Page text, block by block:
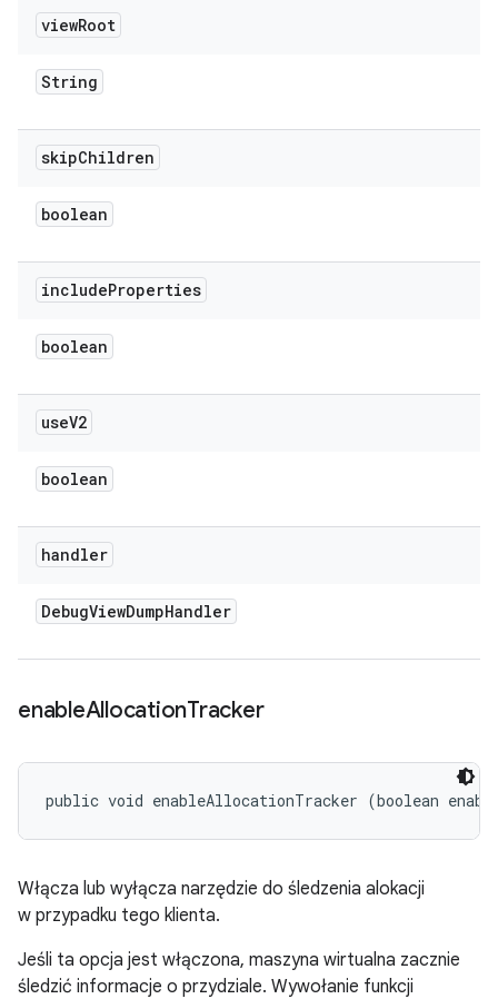
viewRoot
String
skipChildren
boolean
includeProperties
boolean
useV2
boolean
handler
DebugViewDumpHandler
enableAllocationTracker
public void enableAllocationTracker (boolean
Włącza lub wyłącza narzędzie do śledzenia alokacji
w przypadku tego klienta.
Jeśli ta opcja jest włączona, maszyna wirtualna zacznie
śledzić informacje o przydziale. Wywołanie funkcji